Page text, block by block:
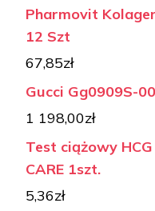
Pharmovit
12 Szt
67,85zł
Gucci Gg0909S-
1 198,00zł
Test ciążowy
CARE 1szt.
5,36zł